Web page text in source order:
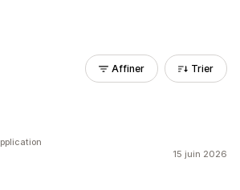
Affiner Trier
15 juin 2026